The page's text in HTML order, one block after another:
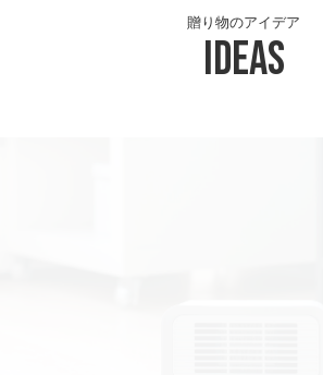
Ideas
贈り物のアイデア